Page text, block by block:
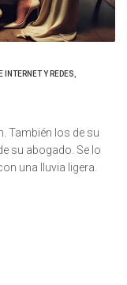
INTERNET Y REDES
También los de su
su abogado. Se lo
una lluvia ligera.